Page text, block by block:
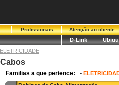
Profissionais Atenção ao cliente
D-Link
ELETRICIDADE
Cabos
Familias a que pertence: •